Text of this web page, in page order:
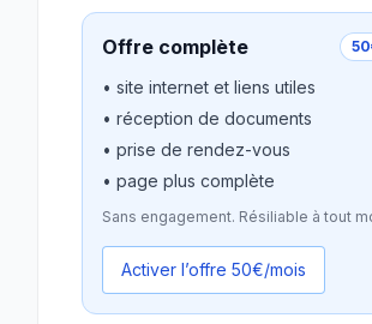
Offre complète
• site internet et liens utiles
• réception de documents
• prise de rendez-vous
• page plus complète
Sans engagement. Résiliable à tout
Activer l’offre 50€/mois